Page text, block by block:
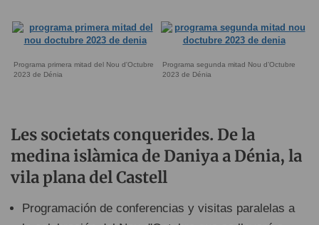
Programa primera mitad del Nou d'Octubre
2023 de Dénia
Programa segunda mitad Nou d’Octubre
2023 de Dénia
Les societats conquerides. De la
medina islàmica de Daniya a Dénia, la
vila plana del Castell
Programación de conferencias y visitas paralelas a